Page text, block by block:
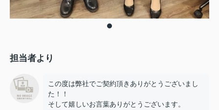
担当者より
この度は弊社でご契約頂きありがとうございまし
た！！
そして嬉しいお言葉ありがとうございます。